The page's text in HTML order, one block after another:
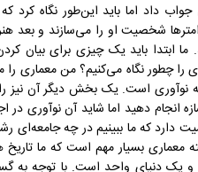
داد اما باید این‌طور نگاه کرد
شخصیت او را می‌سازند و بعد
ما ابتدا باید یک چیزی برای بیان
چطور نگاه می‌کنیم؟ من معماری را
است. یک بخش دیگر آن نیز
دهید اما شاید آن نوآوری در
دارد که ما ببینیم در چه
معماری بسیار مهم است که ما تاریخ
و یک دنیای واحد است. با توجه به